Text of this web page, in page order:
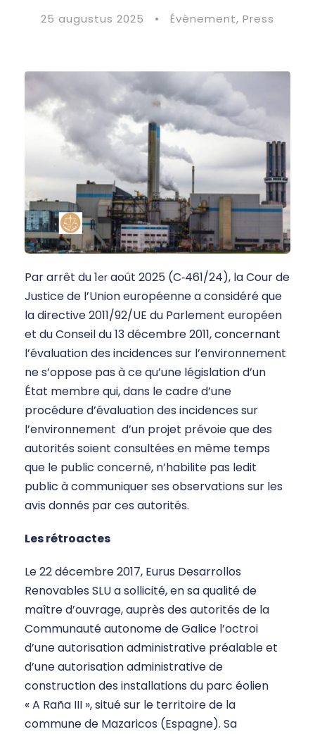
25 augustus 2025 • Évènement, Press
Par arrêt du 1er août 2025 (C‑461/24), la Cour de
Justice de l’Union européenne a considéré que
la directive 2011/92/UE du Parlement européen
et du Conseil du 13 décembre 2011, concernant
l’évaluation des incidences sur l’environnement
ne s’oppose pas à ce qu’une législation d’un
État membre qui, dans le cadre d’une
procédure d’évaluation des incidences sur
l’environnement d’un projet prévoie que des
autorités soient consultées en même temps
que le public concerné, n’habilite pas ledit
public à communiquer ses observations sur les
avis donnés par ces autorités.
Les rétroactes
Le 22 décembre 2017, Eurus Desarrollos
Renovables SLU a sollicité, en sa qualité de
maître d’ouvrage, auprès des autorités de la
Communauté autonome de Galice l’octroi
d’une autorisation administrative préalable et
d’une autorisation administrative de
construction des installations du parc éolien
« A Raña III », situé sur le territoire de la
commune de Mazaricos (Espagne). Sa